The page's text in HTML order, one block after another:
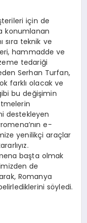
için de
konumlanan
sıra teknik ve
hammadde ve
tedariği
Serhan Turfan,
farklı olacak ve
bu değişimin
destekleyen
e-
yenilikçi araçlar
başta olmak
de
Romanya
söyledi.